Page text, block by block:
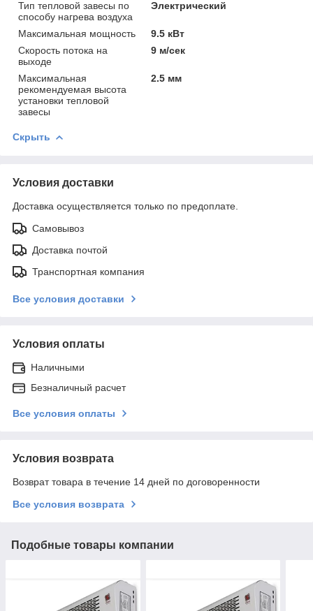
Тип тепловой завесы по
способу нагрева воздуха
Электрический
Максимальная мощность
9.5 кВт
Скорость потока на
выходе
9 м/сек
Максимальная
рекомендуемая высота
установки тепловой
завесы
2.5 мм
Скрыть
Условия доставки
Доставка осуществляется только по предоплате.
Самовывоз
Доставка почтой
Транспортная компания
Все условия доставки
Условия оплаты
Наличными
Безналичный расчет
Все условия оплаты
Условия возврата
Возврат товара в течение 14 дней по договоренности
Все условия возврата
Подобные товары компании